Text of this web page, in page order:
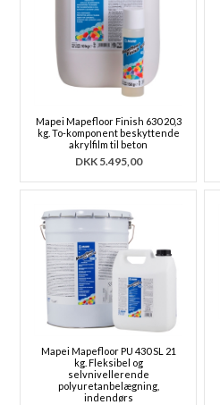
Mapei Mapefloor Finish 630 20,3
kg. To-komponent beskyttende
akrylfilm til beton
DKK 5.495,00
Mapei Mapefloor PU 430 SL 21
kg. Fleksibel og
selvnivellerende
polyuretanbelægning,
indendørs